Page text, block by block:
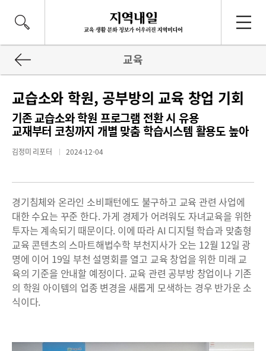
교육
교습소와 학원, 공부방의 교육 창업 기회
기존 교습소와 학원 프로그램 전환 시 유용
교재부터 코칭까지 개별 맞춤 학습시스템 활용도 높아
김정미 리포터 2024-12-04
경기침체와 온라인 소비패턴에도 불구하고 교육 관련 사업에
대한 수요는 꾸준 한다. 가게 경제가 어려워도 자녀교육을 위한
투자는 계속되기 때문이다. 이에 따라 AI 디지털 학습과 맞춤형
교육 콘텐츠의 스마트해법수학 부천지사가 오는 12월 12일 광
명에 이어 19일 부천 설명회를 열고 교육 창업을 위한 미래 교
육의 기준을 안내할 예정이다. 교육 관련 공부방 창업이나 기존
의 학원 아이템의 업종 변경을 새롭게 모색하는 경우 반가운 소
식이다.